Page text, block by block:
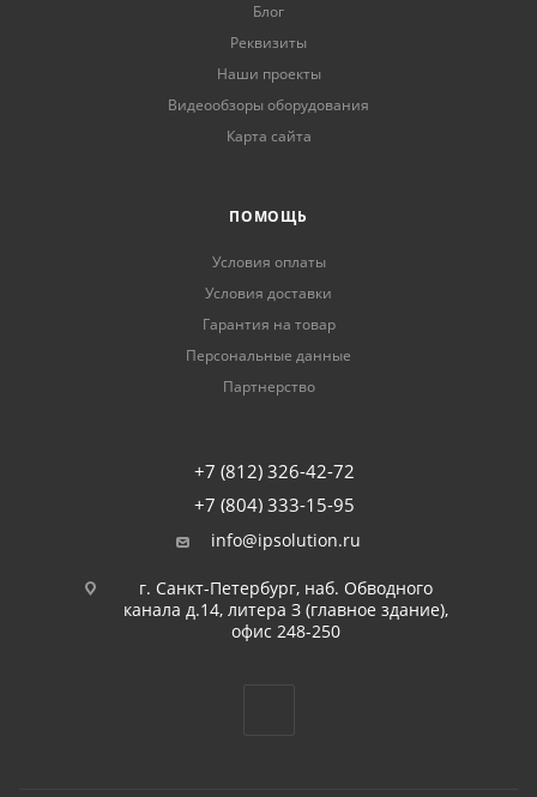
Блог
Реквизиты
Наши проекты
Видеообзоры оборудования
Карта сайта
ПОМОЩЬ
Условия оплаты
Условия доставки
Гарантия на товар
Персональные данные
Партнерство
+7 (812) 326-42-72
+7 (804) 333-15-95
info@ipsolution.ru
г. Санкт-Петербург, наб. Обводного
канала д.14, литера З (главное здание),
офис 248-250